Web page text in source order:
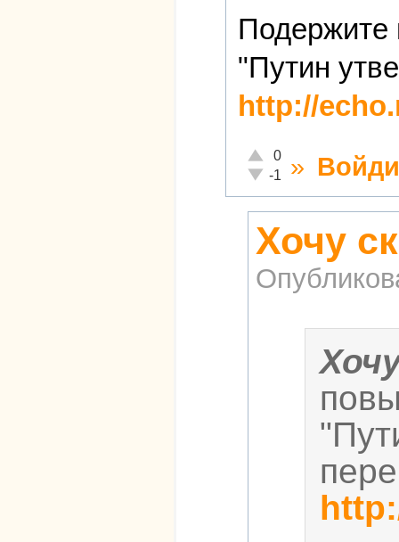
"Путин
http://
Отлично!
0
Неадекватно!
-1 »
Хочу